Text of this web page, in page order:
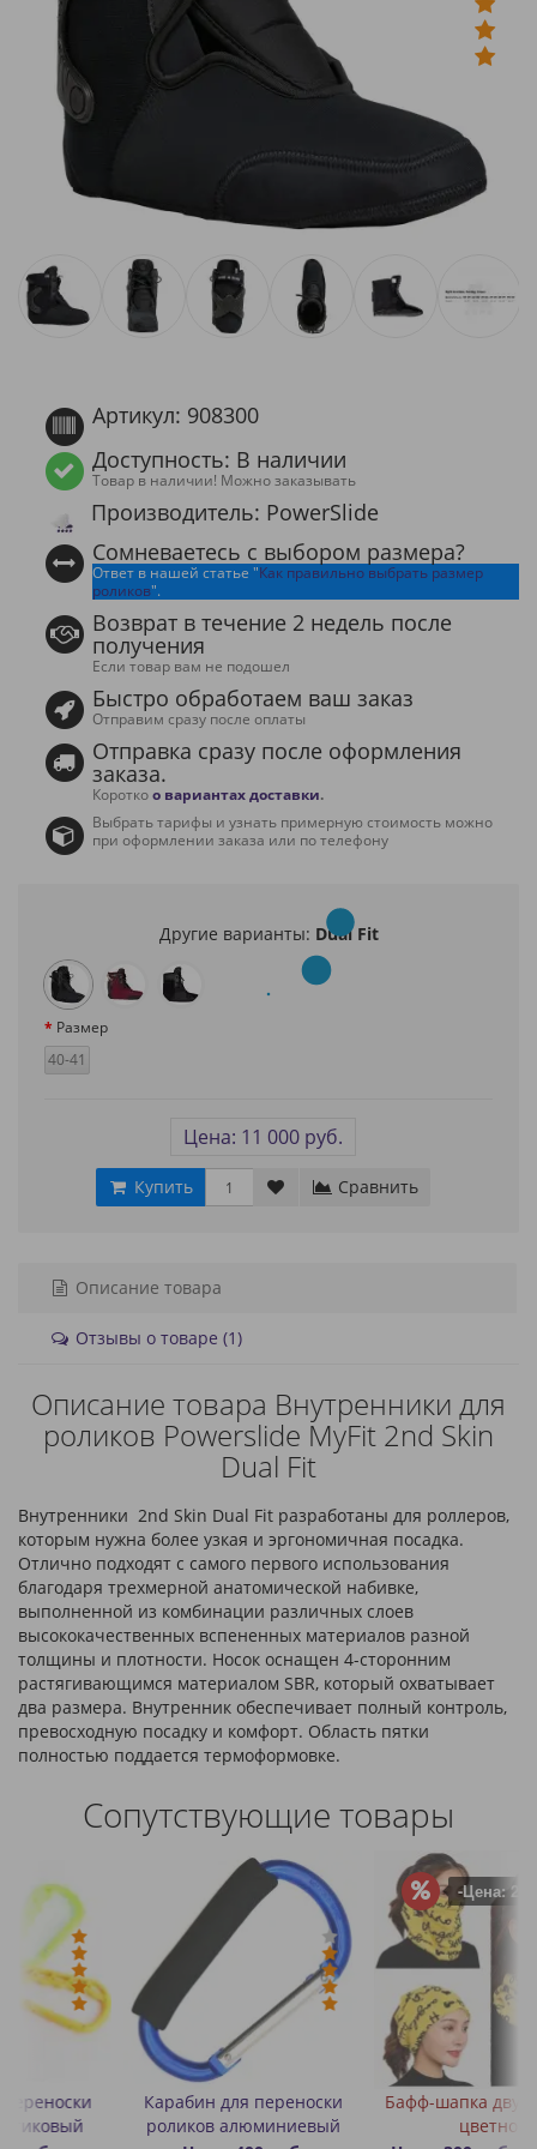
Артикул: 908300
Доступность: В наличии
Товар в наличии! Можно заказывать
Производитель: PowerSlide
Сомневаетесь с выбором размера?
Ответ в нашей статье "Как правильно выбрать размер
роликов".
Возврат в течение 2 недель после
получения
Если товар вам не подошел
Быстро обработаем ваш заказ
Отправим сразу после оплаты
Отправка сразу после оформления
заказа.
Короткоо вариантах доставки.
Выбрать тарифы и узнать примерную стоимость можно
при оформлении заказа или по телефону
Другие варианты: Dual Fit
Размер
40-41
Цена: 11 000 руб.
Купить Сравнить
Описание товара
Отзывы о товаре (1)
Описание товара Внутренники для
роликов Powerslide MyFit 2nd Skin
Dual Fit
Внутренники 2nd Skin Dual Fit разработаны для роллеров,
которым нужна более узкая и эргономичная посадка.
Отлично подходят с самого первого использования
благодаря трехмерной анатомической набивке,
выполненной из комбинации различных слоев
высококачественных вспененных материалов разной
толщины и плотности. Носок оснащен 4-сторонним
растягивающимся материалом SBR, который охватывает
два размера. Внутренник обеспечивает полный контроль,
превосходную посадку и комфорт. Область пятки
полностью поддается термоформовке.
Сопутствующие товары
Карабин для переноски
роликов алюминиевый
-Цена: 200 руб.
Бафф-шапка двухслойный